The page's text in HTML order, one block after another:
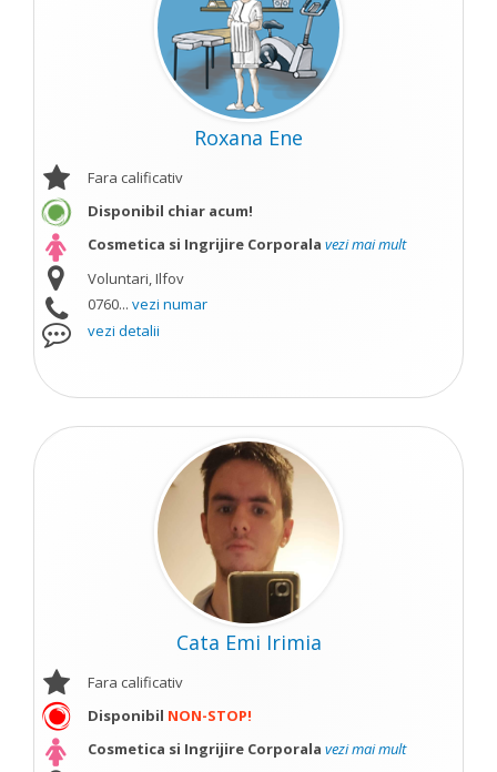
Roxana Ene
Fara calificativ
Disponibil chiar acum!
Cosmetica si Ingrijire Corporala vezi mai mult
Voluntari, Ilfov
0760... vezi numar
vezi detalii
Cata Emi Irimia
Fara calificativ
Disponibil NON-STOP!
Cosmetica si Ingrijire Corporala vezi mai mult